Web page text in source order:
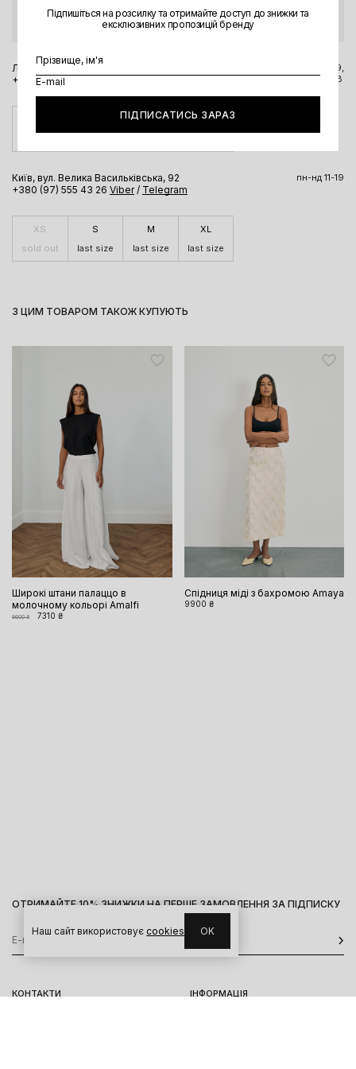
Перед візитом в магазин радимо уточнити актуальну інформацію за
номером телефону чи через месенджери.
Львів, вул. Вороного, 5
+380 98 323 8304
пн-пт 11-19,
сб-нд 11-18
M
L
Київ, вул. Велика Васильківська, 92
+380 (97) 555 43 26 Viber / Telegram
пн-нд 11-19
XS
sold out
S
last size
M
last size
XL
last size
З ЦИМ ТОВАРОМ ТАКОЖ КУПУЮТЬ
Широкі штани палаццо в
молочному кольорі Amalfi
8600 ₴ 7310 ₴
Спідниця міді з бахромою Amaya
9900 ₴
КОНТАКТИ ІНФОРМАЦІЯ
ОТРИМАЙТЕ 10% ЗНИЖКИ НА ПЕРШЕ ЗАМОВЛЕННЯ ЗА ПІДПИСКУ
Підпишіться на розсилку та отримайте доступ до знижки та
ексклюзивних пропозицій бренду
ПІДПИСАТИСЬ ЗАРАЗ
Наш сайт використовує cookies OK